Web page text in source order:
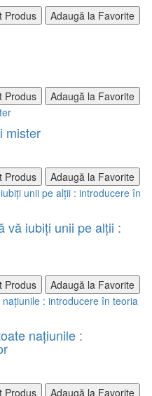
Produs Adaugă la Favorite
Produs Adaugă la Favorite
mister
Produs Adaugă la Favorite
vă iubiţi unii pe alţii :
Produs Adaugă la Favorite
naţiunile :
Produs Adaugă la Favorite